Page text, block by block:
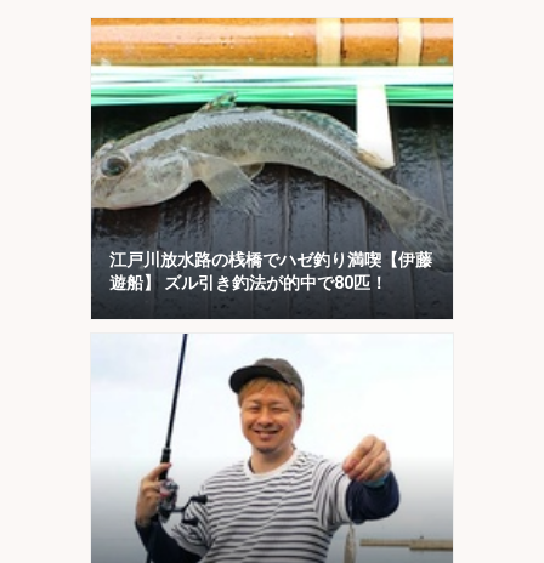
江戸川放水路の桟橋でハゼ釣り満喫【伊藤
遊船】 ズル引き釣法が的中で80匹！